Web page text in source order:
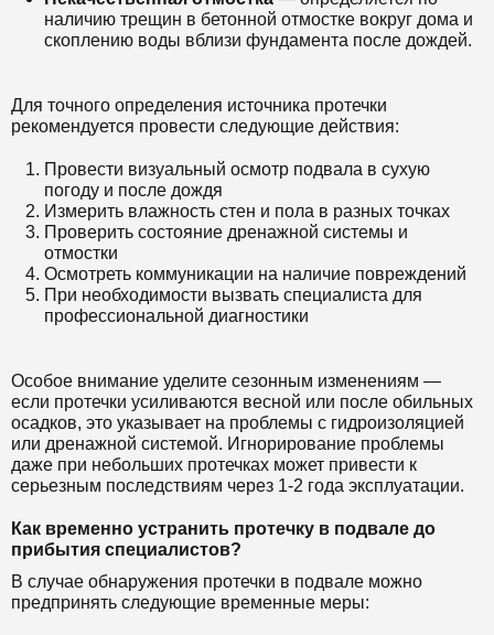
наличию трещин в бетонной отмостке вокруг дома и
скоплению воды вблизи фундамента после дождей.
Для точного определения источника протечки
рекомендуется провести следующие действия:
Провести визуальный осмотр подвала в сухую
погоду и после дождя
Измерить влажность стен и пола в разных точках
Проверить состояние дренажной системы и
отмостки
Осмотреть коммуникации на наличие повреждений
При необходимости вызвать специалиста для
профессиональной диагностики
Особое внимание уделите сезонным изменениям —
если протечки усиливаются весной или после обильных
осадков, это указывает на проблемы с гидроизоляцией
или дренажной системой. Игнорирование проблемы
даже при небольших протечках может привести к
серьезным последствиям через 1-2 года эксплуатации.
Как временно устранить протечку в подвале до
прибытия специалистов?
В случае обнаружения протечки в подвале можно
предпринять следующие временные меры: